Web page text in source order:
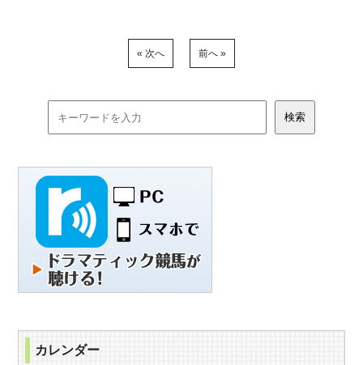
« 次へ 前へ »
カレンダー